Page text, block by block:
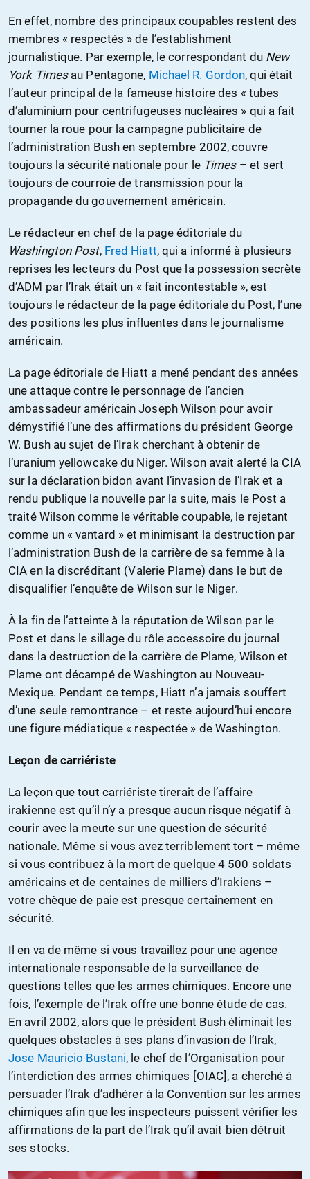
En effet, nombre des principaux coupables restent des
membres « respectés » de l’establishment
journalistique. Par exemple, le correspondant du New
York Timesau Pentagone, Michael R. Gordon, qui était
l’auteur principal de la fameuse histoire des « tubes
d’aluminium pour centrifugeuses nucléaires » qui a fait
tourner la roue pour la campagne publicitaire de
l’administration Bush en septembre 2002, couvre
toujours la sécurité nationale pour le Times– et sert
toujours de courroie de transmission pour la
propagande du gouvernement américain.
Le rédacteur en chef de la page éditoriale du
Washington Post, Fred Hiatt, qui a informé à plusieurs
reprises les lecteurs du Post que la possession secrète
d’ADM par l’Irak était un « fait incontestable », est
toujours le rédacteur de la page éditoriale du Post, l’une
des positions les plus influentes dans le journalisme
américain.
La page éditoriale de Hiatt a mené pendant des années
une attaque contre le personnage de l’ancien
ambassadeur américain Joseph Wilson pour avoir
démystifié l’une des affirmations du président George
W. Bush au sujet de l’Irak cherchant à obtenir de
l’uranium yellowcake du Niger. Wilson avait alerté la CIA
sur la déclaration bidon avant l’invasion de l’Irak et a
rendu publique la nouvelle par la suite, mais le Post a
traité Wilson comme le véritable coupable, le rejetant
comme un « vantard » et minimisant la destruction par
l’administration Bush de la carrière de sa femme à la
CIA en la discréditant (Valerie Plame) dans le but de
disqualifier l’enquête de Wilson sur le Niger.
À la fin de l’atteinte à la réputation de Wilson par le
Post et dans le sillage du rôle accessoire du journal
dans la destruction de la carrière de Plame, Wilson et
Plame ont décampé de Washington au Nouveau-
Mexique. Pendant ce temps, Hiatt n’a jamais souffert
d’une seule remontrance – et reste aujourd’hui encore
une figure médiatique « respectée » de Washington.
Leçon de carriériste
La leçon que tout carriériste tirerait de l’affaire
irakienne est qu’il n’y a presque aucun risque négatif à
courir avec la meute sur une question de sécurité
nationale. Même si vous avez terriblement tort – même
si vous contribuez à la mort de quelque 4 500 soldats
américains et de centaines de milliers d’Irakiens –
votre chèque de paie est presque certainement en
sécurité.
Il en va de même si vous travaillez pour une agence
internationale responsable de la surveillance de
questions telles que les armes chimiques. Encore une
fois, l’exemple de l’Irak offre une bonne étude de cas.
En avril 2002, alors que le président Bush éliminait les
quelques obstacles à ses plans d’invasion de l’Irak,
Jose Mauricio Bustani, le chef de l’Organisation pour
l’interdiction des armes chimiques [OIAC], a cherché à
persuader l’Irak d’adhérer à la Convention sur les armes
chimiques afin que les inspecteurs puissent vérifier les
affirmations de la part de l’Irak qu’il avait bien détruit
ses stocks.